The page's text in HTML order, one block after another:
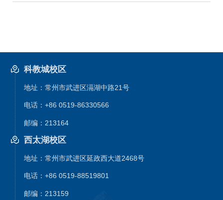
科教城校区
地址：常州市武进区滆湖中路21号
电话：+86 0519-86330566
邮编：213164
西太湖校区
地址：常州市武进区延政西大道2468号
电话：+86 0519-88519801
邮编：213159